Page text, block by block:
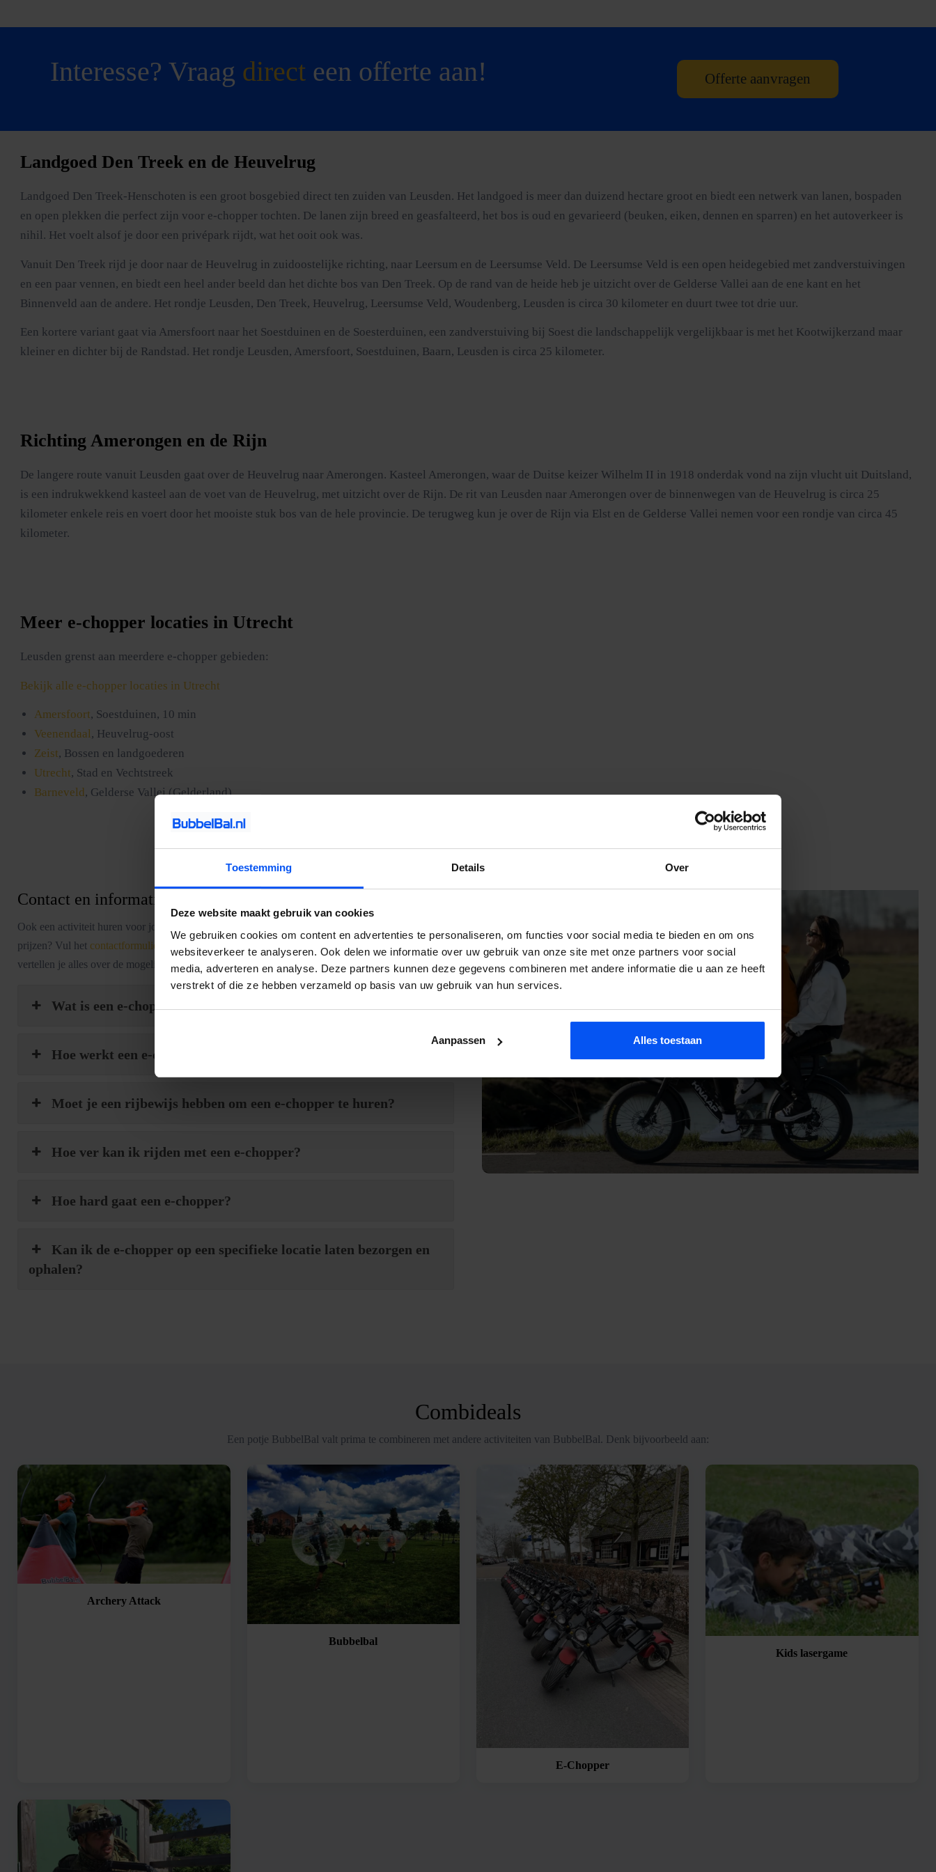
Toestemming Details Over
Deze website maakt gebruik van cookies
We gebruiken cookies om content en advertenties te personaliseren, om functies voor social media te bieden en om ons
websiteverkeer te analyseren. Ook delen we informatie over uw gebruik van onze site met onze partners voor social
media, adverteren en analyse. Deze partners kunnen deze gegevens combineren met andere informatie die u aan ze heeft
verstrekt of die ze hebben verzameld op basis van uw gebruik van hun services.
Aanpassen Alles toestaan
Interesse? Vraag direct een offerte aan! Offerte aanvragen
Landgoed Den Treek en de Heuvelrug
Landgoed Den Treek-Henschoten is een groot bosgebied direct ten zuiden van Leusden. Het landgoed is meer dan duizend hectare groot en biedt een netwerk van lanen, bospaden
en open plekken die perfect zijn voor e-chopper tochten. De lanen zijn breed en geasfalteerd, het bos is oud en gevarieerd (beuken, eiken, dennen en sparren) en het autoverkeer is
nihil. Het voelt alsof je door een privépark rijdt, wat het ooit ook was.
Vanuit Den Treek rijd je door naar de Heuvelrug in zuidoostelijke richting, naar Leersum en de Leersumse Veld. De Leersumse Veld is een open heidegebied met zandverstuivingen
en een paar vennen, en biedt een heel ander beeld dan het dichte bos van Den Treek. Op de rand van de heide heb je uitzicht over de Gelderse Vallei aan de ene kant en het
Binnenveld aan de andere. Het rondje Leusden, Den Treek, Heuvelrug, Leersumse Veld, Woudenberg, Leusden is circa 30 kilometer en duurt twee tot drie uur.
Een kortere variant gaat via Amersfoort naar het Soestduinen en de Soesterduinen, een zandverstuiving bij Soest die landschappelijk vergelijkbaar is met het Kootwijkerzand maar
kleiner en dichter bij de Randstad. Het rondje Leusden, Amersfoort, Soestduinen, Baarn, Leusden is circa 25 kilometer.
Richting Amerongen en de Rijn
De langere route vanuit Leusden gaat over de Heuvelrug naar Amerongen. Kasteel Amerongen, waar de Duitse keizer Wilhelm II in 1918 onderdak vond na zijn vlucht uit Duitsland,
is een indrukwekkend kasteel aan de voet van de Heuvelrug, met uitzicht over de Rijn. De rit van Leusden naar Amerongen over de binnenwegen van de Heuvelrug is circa 25
kilometer enkele reis en voert door het mooiste stuk bos van de hele provincie. De terugweg kun je over de Rijn via Elst en de Gelderse Vallei nemen voor een rondje van circa 45
kilometer.
Meer e-chopper locaties in Utrecht
Leusden grenst aan meerdere e-chopper gebieden:
Bekijk alle e-chopper locaties in Utrecht
Amersfoort, Soestduinen, 10 min
Veenendaal, Heuvelrug-oost
Zeist, Bossen en landgoederen
Utrecht, Stad en Vechtstreek
Barneveld , Gelderse Vallei (Gelderland)
Contact en informatie
Ook een activiteit huren voor jouw uitje? Of heb je nog vragen over onze activiteiten, service of
prijzen? Vul het contactformulier
in. Dan nemen wij zo snel mogelijk contact met je op. Wij
vertellen je alles over de mogelijkheden en denken graag met je mee.
Wat is een e-chopper?
Hoe werkt een e-chopper?
Moet je een rijbewijs hebben om een e-chopper te huren?
Hoe ver kan ik rijden met een e-chopper?
Hoe hard gaat een e-chopper?
Kan ik de e-chopper op een specifieke locatie laten bezorgen en
ophalen?
Combideals
Een potje BubbelBal valt prima te combineren met andere activiteiten van BubbelBal. Denk bijvoorbeeld aan:
Archery Attack
Bubbelbal
E-Chopper
Kids lasergame